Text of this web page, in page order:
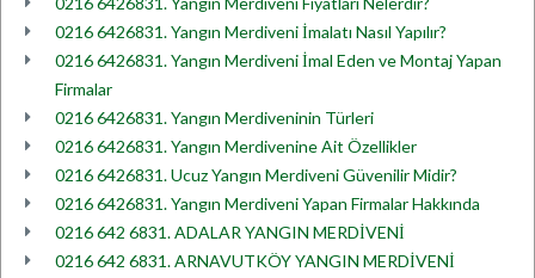
0216 6426831. Yangın Merdiveni İmalatı Nasıl Yapılır?
0216 6426831. Yangın Merdiveni İmal Eden ve Montaj Yapan
Firmalar
0216 6426831. Yangın Merdiveninin Türleri
0216 6426831. Yangın Merdivenine Ait Özellikler
0216 6426831. Ucuz Yangın Merdiveni Güvenilir Midir?
0216 6426831. Yangın Merdiveni Yapan Firmalar Hakkında
0216 642 6831. ADALAR YANGIN MERDİVENİ
0216 642 6831. ARNAVUTKÖY YANGIN MERDİVENİ